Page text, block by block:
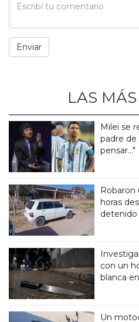
LAS
Milei se
padre de
pensar..."
Robaron
horas
con un
blanca
Un